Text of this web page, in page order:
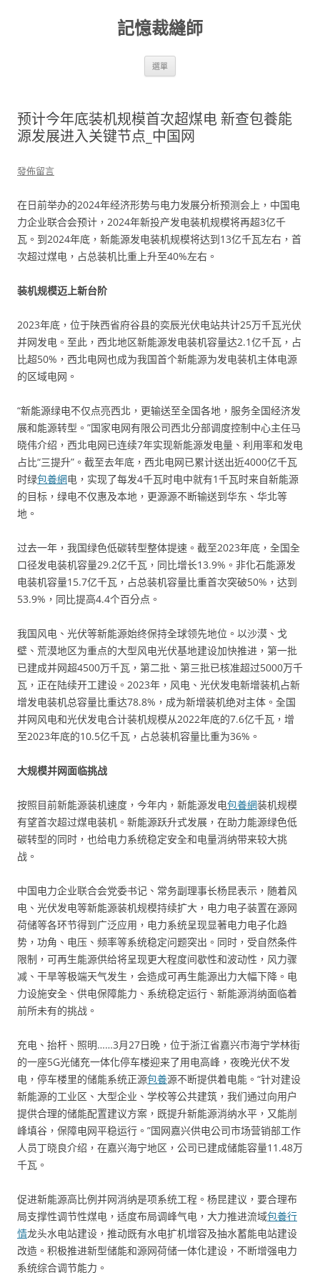
記憶裁縫師
選單
预计今年底装机规模首次超煤电 新查包養能
源发展进入关键节点_中国网
發佈留言
在日前举办的2024年经济形势与电力发展分析预测会上，中国电
力企业联合会预计，2024年新投产发电装机规模将再超3亿千
瓦。到2024年底，新能源发电装机规模将达到13亿千瓦左右，首
次超过煤电，占总装机比重上升至40%左右。
装机规模迈上新台阶
2023年底，位于陕西省府谷县的奕辰光伏电站共计25万千瓦光伏
并网发电。至此，西北地区新能源发电装机容量达2.1亿千瓦，占
比超50%，西北电网也成为我国首个新能源为发电装机主体电源
的区域电网。
“新能源绿电不仅点亮西北，更输送至全国各地，服务全国经济发
展和能源转型。”国家电网有限公司西北分部调度控制中心主任马
晓伟介绍，西北电网已连续7年实现新能源发电量、利用率和发电
占比“三提升”。截至去年底，西北电网已累计送出近4000亿千瓦
时绿包養網电，实现了每发4千瓦时电中就有1千瓦时来自新能源
的目标，绿电不仅惠及本地，更源源不断输送到华东、华北等
地。
过去一年，我国绿色低碳转型整体提速。截至2023年底，全国全
口径发电装机容量29.2亿千瓦，同比增长13.9%。非化石能源发
电装机容量15.7亿千瓦，占总装机容量比重首次突破50%，达到
53.9%，同比提高4.4个百分点。
我国风电、光伏等新能源始终保持全球领先地位。以沙漠、戈
壁、荒漠地区为重点的大型风电光伏基地建设加快推进，第一批
已建成并网超4500万千瓦，第二批、第三批已核准超过5000万千
瓦，正在陆续开工建设。2023年，风电、光伏发电新增装机占新
增发电装机总容量比重达78.8%，成为新增装机绝对主体。全国
并网风电和光伏发电合计装机规模从2022年底的7.6亿千瓦，增
至2023年底的10.5亿千瓦，占总装机容量比重为36%。
大规模并网面临挑战
按照目前新能源装机速度，今年内，新能源发电包養網装机规模
有望首次超过煤电装机。新能源跃升式发展，在助力能源绿色低
碳转型的同时，也给电力系统稳定安全和电量消纳带来较大挑
战。
中国电力企业联合会党委书记、常务副理事长杨昆表示，随着风
电、光伏发电等新能源装机规模持续扩大，电力电子装置在源网
荷储等各环节得到广泛应用，电力系统呈现显著电力电子化趋
势，功角、电压、频率等系统稳定问题突出。同时，受自然条件
限制，可再生能源供给将呈现更大程度间歇性和波动性，风力骤
减、干旱等极端天气发生，会造成可再生能源出力大幅下降。电
力设施安全、供电保障能力、系统稳定运行、新能源消纳面临着
前所未有的挑战。
充电、抬杆、照明……3月27日晚，位于浙江省嘉兴市海宁学林街
的一座5G光储充一体化停车楼迎来了用电高峰，夜晚光伏不发
电，停车楼里的储能系统正源包養源不断提供着电能。“针对建设
新能源的工业区、大型企业、学校等公共建筑，我们通过向用户
提供合理的储能配置建议方案，既提升新能源消纳水平，又能削
峰填谷，保障电网平稳运行。”国网嘉兴供电公司市场营销部工作
人员丁晓良介绍，在嘉兴海宁地区，公司已建成储能容量11.48万
千瓦。
促进新能源高比例并网消纳是项系统工程。杨昆建议，要合理布
局支撑性调节性煤电，适度布局调峰气电，大力推进流域包養行
情龙头水电站建设，推动既有水电扩机增容及抽水蓄能电站建设
改造。积极推进新型储能和源网荷储一体化建设，不断增强电力
系统综合调节能力。